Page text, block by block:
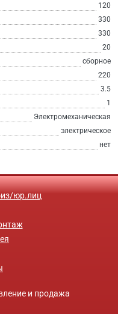
120
330
330
20
сборное
220
3.5
1
Электромеханическая
электрическое
нет
юр.лиц
и продажа